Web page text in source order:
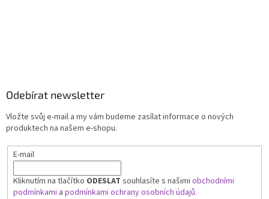
Odebírat newsletter
Vložte svůj e-mail a my vám budeme zasílat informace o nových
produktech na našem e-shopu.
E-mail
Kliknutím na tlačítko ODESLAT souhlasíte s našimi obchodními
podmínkami a podmínkami ochrany osobních údajů.